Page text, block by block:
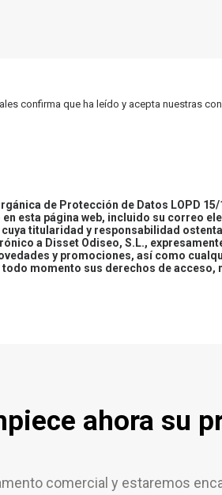
confirma que ha leído y acepta nuestras
de Protección de Datos LOPD
esta página web, incluido su correo
titularidad y responsabilidad
a Disset Odiseo, S.L.,
y promociones, así como
momento sus derechos de
ahora su
comercial y estaremos